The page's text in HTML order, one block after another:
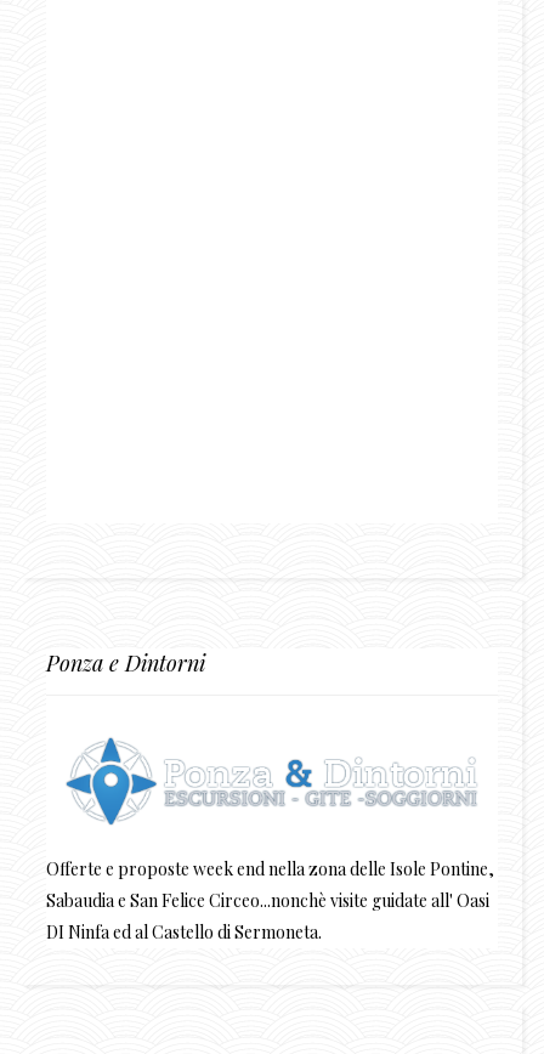
Ponza e Dintorni
Offerte e proposte week end nella zona delle Isole Pontine,
Sabaudia e San Felice Circeo...nonchè visite guidate all' Oasi
DI Ninfa ed al Castello di Sermoneta.